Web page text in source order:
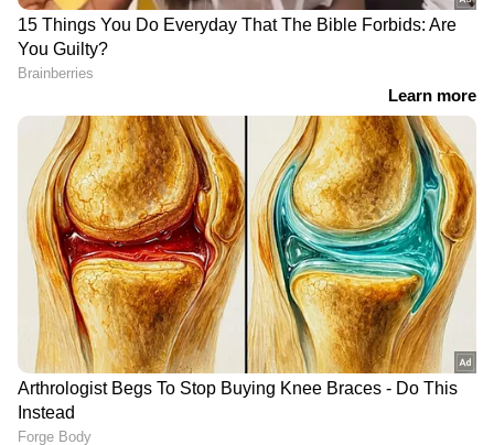
RECOMMENDED STORIES